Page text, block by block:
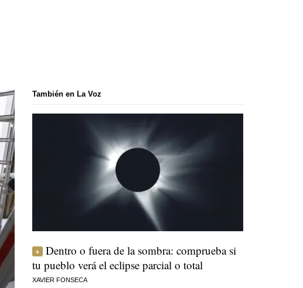
También en La Voz
Dentro o fuera de la sombra: comprueba si
tu pueblo verá el eclipse parcial o total
XAVIER FONSECA